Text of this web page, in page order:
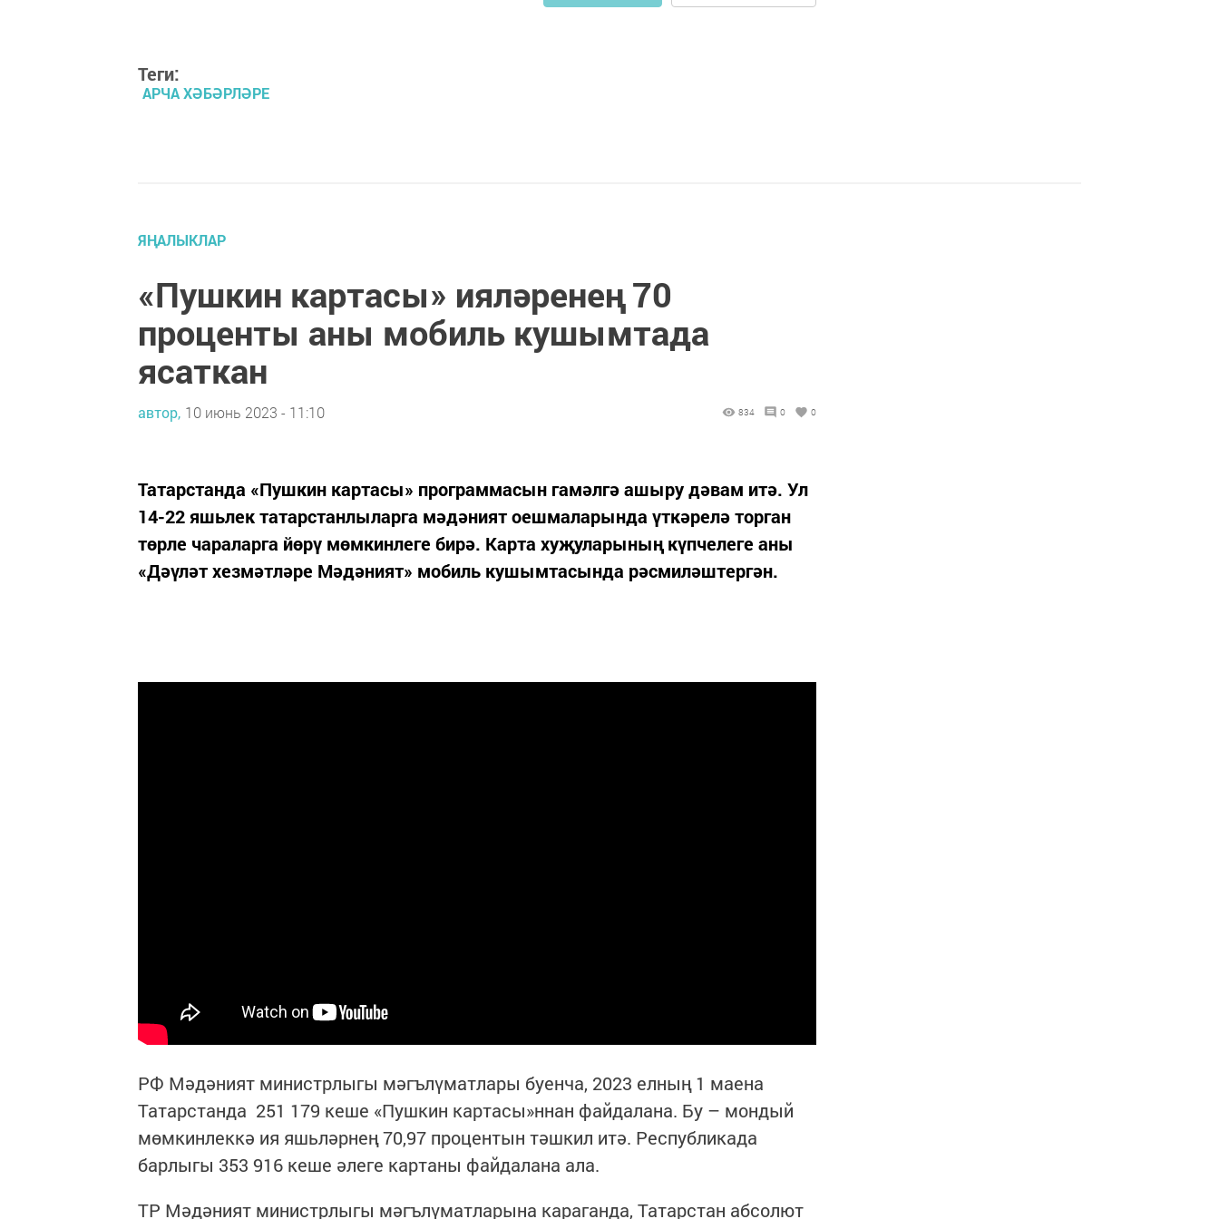
Теги:
АРЧА ХӘБӘРЛӘРЕ
ЯҢАЛЫКЛАР
«Пушкин картасы» ияләренең 70
проценты аны мобиль кушымтада
ясаткан
автор, 10 июнь 2023 - 11:10 834 0 0
Татарстанда «Пушкин картасы» программасын гамәлгә ашыру дәвам итә. Ул
14-22 яшьлек татарстанлыларга мәдәният оешмаларында үткәрелә торган
төрле чараларга йөрү мөмкинлеге бирә. Карта хуҗуларының күпчелеге аны
«Дәүләт хезмәтләре Мәдәният» мобиль кушымтасында рәсмиләштергән.
РФ Мәдәният министрлыгы мәгълүматлары буенча, 2023 елның 1 маена
Татарстанда 251 179 кеше «Пушкин картасы»ннан файдалана. Бу – мондый
мөмкинлеккә ия яшьләрнең 70,97 процентын тәшкил итә. Республикада
барлыгы 353 916 кеше әлеге картаны файдалана ала.
ТР Мәдәният министрлыгы мәгълүматларына караганда, Татарстан абсолют